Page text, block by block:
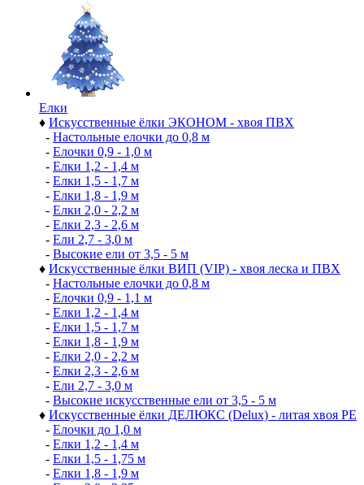
Елки
♦ Искусственные ёлки ЭКОНОМ - хвоя ПВХ
- Настольные елочки до 0,8 м
- Елочки 0,9 - 1,0 м
- Елки 1,2 - 1,4 м
- Елки 1,5 - 1,7 м
- Елки 1,8 - 1,9 м
- Елки 2,0 - 2,2 м
- Елки 2,3 - 2,6 м
- Ели 2,7 - 3,0 м
- Высокие ели от 3,5 - 5 м
♦ Искусственные ёлки ВИП (VIP) - хвоя леска и ПВХ
- Настольные елочки до 0,8 м
- Елочки 0,9 - 1,1 м
- Елки 1,2 - 1,4 м
- Елки 1,5 - 1,7 м
- Елки 1,8 - 1,9 м
- Елки 2,0 - 2,2 м
- Елки 2,3 - 2,6 м
- Ели 2,7 - 3,0 м
- Высокие искусственные ели от 3,5 - 5 м
♦ Искусственные ёлки ДЕЛЮКС (Delux) - литая хвоя РЕ
- Елочки до 1,0 м
- Елки 1,2 - 1,4 м
- Елки 1,5 - 1,75 м
- Елки 1,8 - 1,9 м